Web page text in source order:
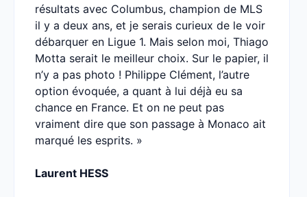
résultats avec Columbus, champion de MLS
il y a deux ans, et je serais curieux de le voir
débarquer en Ligue 1. Mais selon moi, Thiago
Motta serait le meilleur choix. Sur le papier, il
n’y a pas photo ! Philippe Clément, l’autre
option évoquée, a quant à lui déjà eu sa
chance en France. Et on ne peut pas
vraiment dire que son passage à Monaco ait
marqué les esprits. »
Laurent HESS